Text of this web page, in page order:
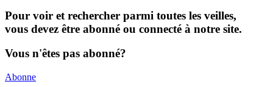
Pour voir et rechercher parmi toutes les veilles,
vous devez être abonné ou connecté à notre site.
Vous n'êtes pas abonné?
Abonne